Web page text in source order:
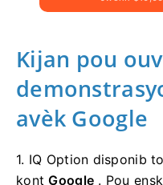
Kijan pou
avèk Google
1. IQ Option disponib
kontGoogle . Pou